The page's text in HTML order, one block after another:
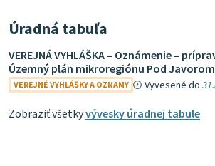
Úradná tabuľa
VEREJNÁ VYHLÁŠKA – Oznámenie –
Územný plán mikroregiónu Pod Javorom
VEREJNÉ VYHLÁŠKY A OZNAMY Vyvesené do
Zobraziť všetkyvývesky úradnej tabule